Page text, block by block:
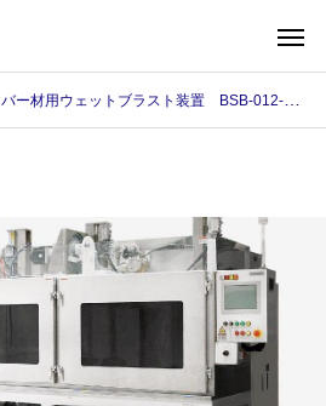
バー材用ウェットブラスト装置 BSB-012-C